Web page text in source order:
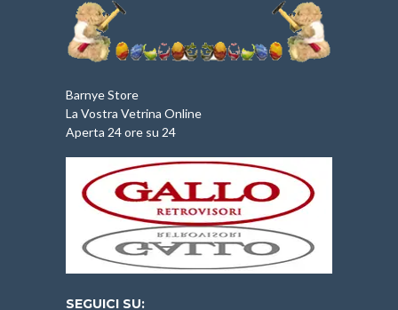
Barnye Store
La Vostra Vetrina Online
Aperta 24 ore su 24
SEGUICI SU: